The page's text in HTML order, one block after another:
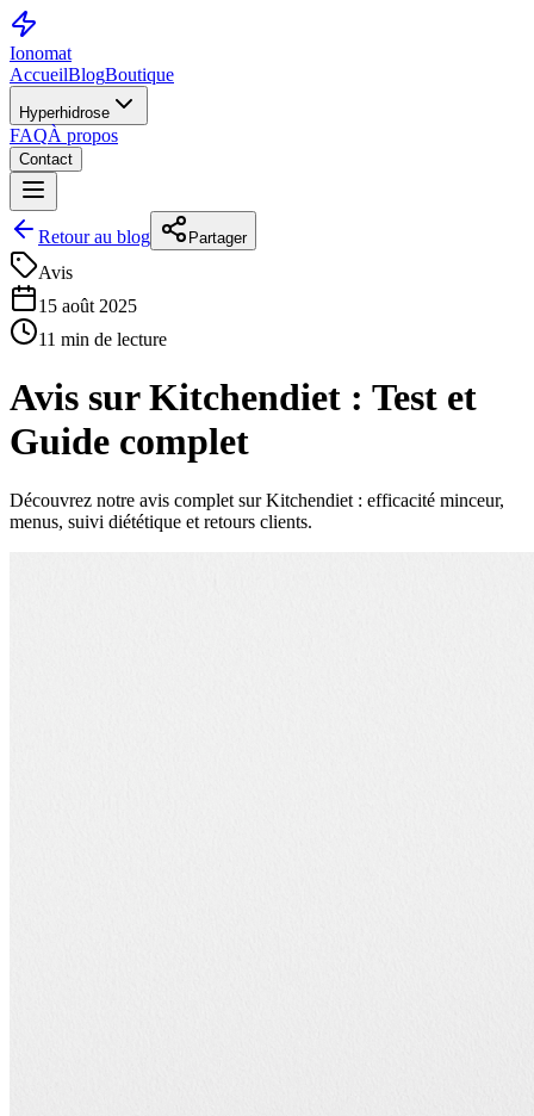
Ionomat
AccueilBlogBoutique
Hyperhidrose
FAQÀ propos
Contact
Retour au blog Partager
Avis
15 août 2025
11 min de lecture
Avis sur Kitchendiet : Test et
Guide complet
Découvrez notre avis complet sur Kitchendiet : efficacité minceur,
menus, suivi diététique et retours clients.